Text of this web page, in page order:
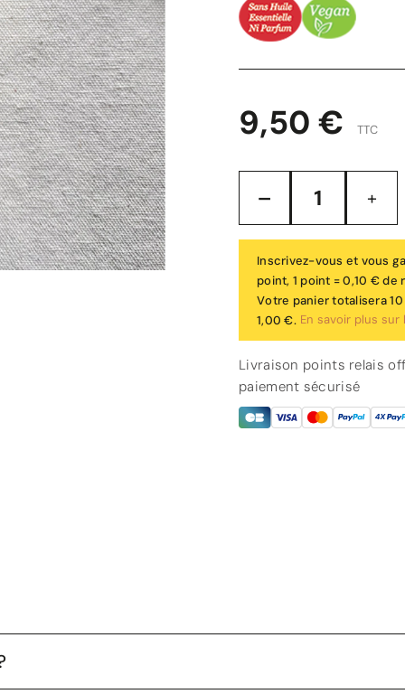
9,50 € TTC
Inscrivez-vous et vous
point, 1 point = 0,10 € de
Votre panier totalisera
1,00 €. En savoir plus sur
Livraison points relais
paiement sécurisé